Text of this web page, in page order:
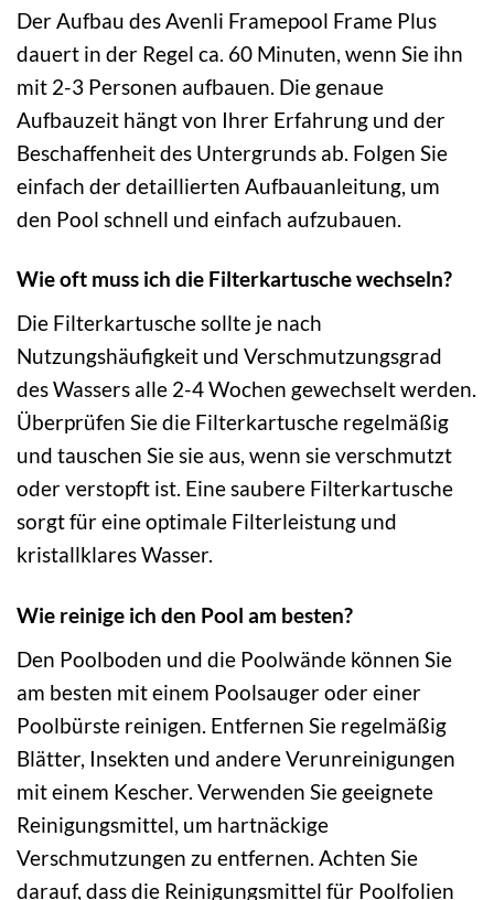
Der Aufbau des Avenli Framepool Frame Plus
dauert in der Regel ca. 60 Minuten, wenn Sie ihn
mit 2-3 Personen aufbauen. Die genaue
Aufbauzeit hängt von Ihrer Erfahrung und der
Beschaffenheit des Untergrunds ab. Folgen Sie
einfach der detaillierten Aufbauanleitung, um
den Pool schnell und einfach aufzubauen.
Wie oft muss ich die Filterkartusche wechseln?
Die Filterkartusche sollte je nach
Nutzungshäufigkeit und Verschmutzungsgrad
des Wassers alle 2-4 Wochen gewechselt werden.
Überprüfen Sie die Filterkartusche regelmäßig
und tauschen Sie sie aus, wenn sie verschmutzt
oder verstopft ist. Eine saubere Filterkartusche
sorgt für eine optimale Filterleistung und
kristallklares Wasser.
Wie reinige ich den Pool am besten?
Den Poolboden und die Poolwände können Sie
am besten mit einem Poolsauger oder einer
Poolbürste reinigen. Entfernen Sie regelmäßig
Blätter, Insekten und andere Verunreinigungen
mit einem Kescher. Verwenden Sie geeignete
Reinigungsmittel, um hartnäckige
Verschmutzungen zu entfernen. Achten Sie
darauf, dass die Reinigungsmittel für Poolfolien